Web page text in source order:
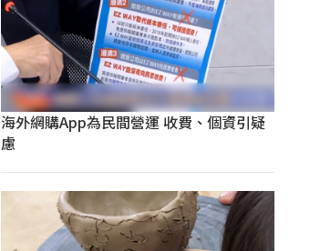
海外網購App為民間營運 收費、個資引疑
慮